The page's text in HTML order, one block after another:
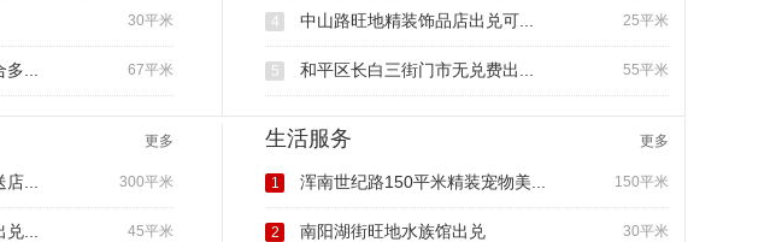
30平米
67平米
...
25平米
4 中山路旺地精装饰品店出兑可...
55平米
5 和平区长白三街门市无兑费出...
更多
300平米
...
45平米
...
生活服务 更多
150平米
1 浑南世纪路150平米精装宠物美...
30平米
2 南阳湖街旺地水族馆出兑